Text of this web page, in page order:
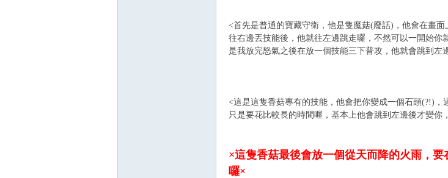
<首先是普通的寶藏守衛，他是隻魔菇(廢話)，他會在畫
往右邊丟技能後，他就往左邊跳走囉，不然可以一開始
是我放完怒氣之後在放一個技能三下普攻，他就會跳到左
<這是這隻香菇專有的技能，他會把你變成一個石頭(?!)
只是要花比較長的時間喔，基本上他會跳到左邊後才變
×這隻香菇最後會放一個從天而降的火雨，
囉×